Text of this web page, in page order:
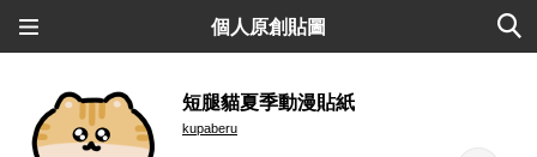
個人原創貼圖
短腿貓夏季動漫貼紙
kupaberu